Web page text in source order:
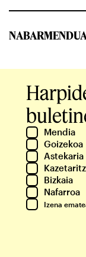
Mendia
Goizekoa
Astekaria
Bizkaia
Nafarroa
Izena